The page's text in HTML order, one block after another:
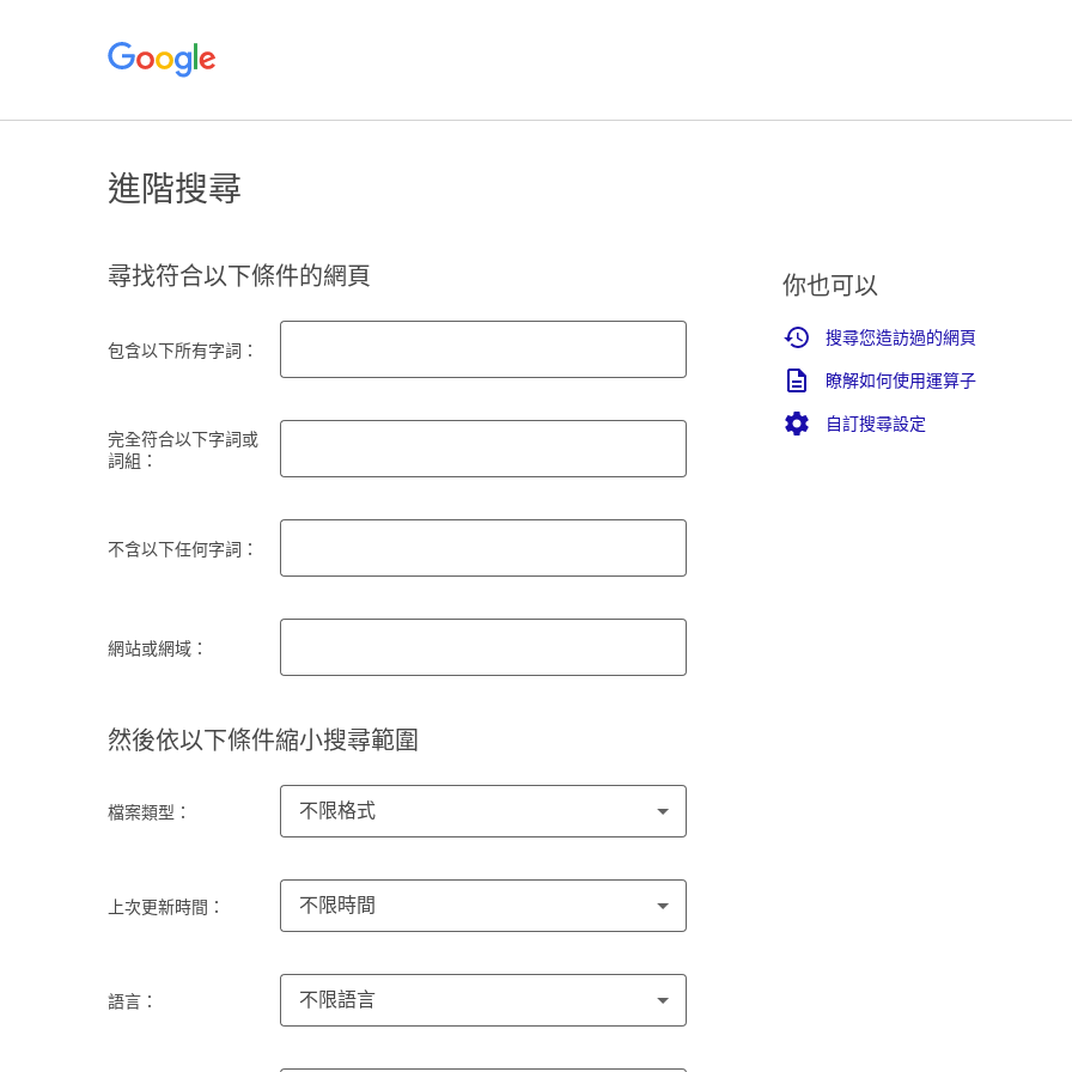
進階搜尋
尋找符合以下條件的網頁
包含以下所有字詞：
完全符合以下字詞或
詞組：
不含以下任何字詞：
網站或網域：
然後依以下條件縮小搜尋範圍
檔案類型： 不限格式
上次更新時間： 不限時間
語言： 不限語言
你也可以
搜尋您造訪過的網頁
瞭解如何使用運算子
自訂搜尋設定